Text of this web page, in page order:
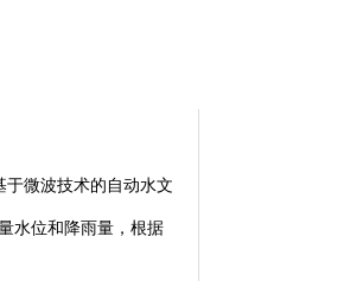
于微波技术的自动水文
水位和降雨量，根据